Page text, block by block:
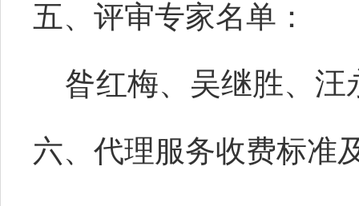
五、 评审专家名单 ：
昝红梅、吴继胜、汪
六、 代理服务收费标准